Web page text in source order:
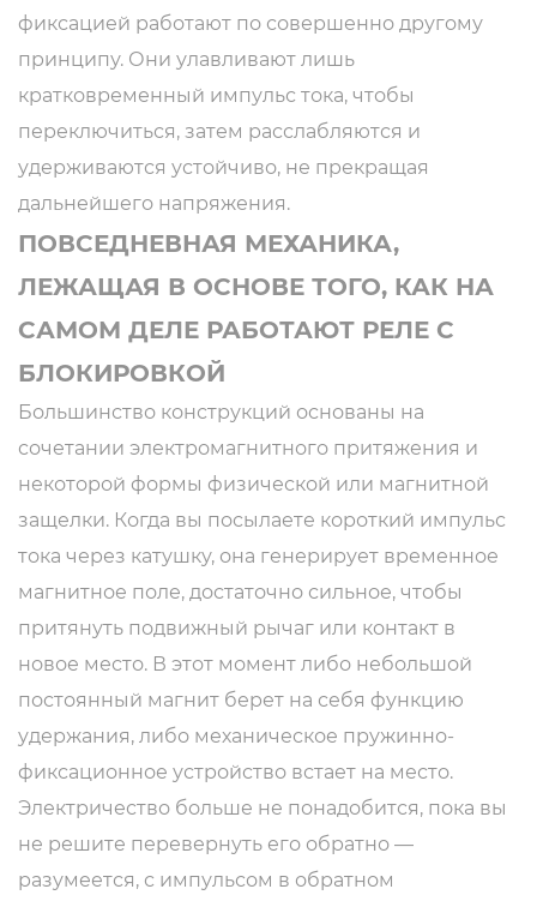
фиксацией работают по совершенно другому
принципу. Они улавливают лишь
кратковременный импульс тока, чтобы
переключиться, затем расслабляются и
удерживаются устойчиво, не прекращая
дальнейшего напряжения.
ПОВСЕДНЕВНАЯ МЕХАНИКА,
ЛЕЖАЩАЯ В ОСНОВЕ ТОГО, КАК НА
САМОМ ДЕЛЕ РАБОТАЮТ РЕЛЕ С
БЛОКИРОВКОЙ
Большинство конструкций основаны на
сочетании электромагнитного притяжения и
некоторой формы физической или магнитной
защелки. Когда вы посылаете короткий импульс
тока через катушку, она генерирует временное
магнитное поле, достаточно сильное, чтобы
притянуть подвижный рычаг или контакт в
новое место. В этот момент либо небольшой
постоянный магнит берет на себя функцию
удержания, либо механическое пружинно-
фиксационное устройство встает на место.
Электричество больше не понадобится, пока вы
не решите перевернуть его обратно —
разумеется, с импульсом в обратном